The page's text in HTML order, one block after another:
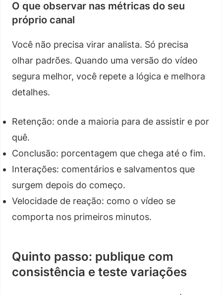
O que observar nas métricas do seu
próprio canal
Você não precisa virar analista. Só precisa
olhar padrões. Quando uma versão do vídeo
segura melhor, você repete a lógica e melhora
detalhes.
Retenção: onde a maioria para de assistir e por
quê.
Conclusão: porcentagem que chega até o fim.
Interações: comentários e salvamentos que
surgem depois do começo.
Velocidade de reação: como o vídeo se
comporta nos primeiros minutos.
Quinto passo: publique com
consistência e teste variações